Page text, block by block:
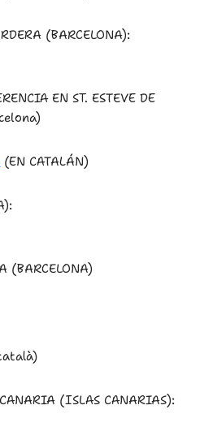
(BARCELONA):
EN ST. ESTEVE DE
(EN CATALÁN)
(BARCELONA)
(ISLAS CANARIAS):